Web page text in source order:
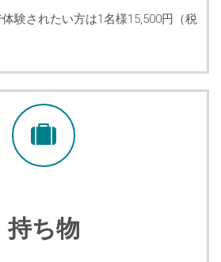
験されたい方は1名様15,500円（税
持ち物